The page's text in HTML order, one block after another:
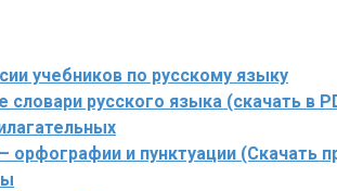
учебников по русскому языку
русского языка (скачать в
орфографии и пунктуации (Скачать